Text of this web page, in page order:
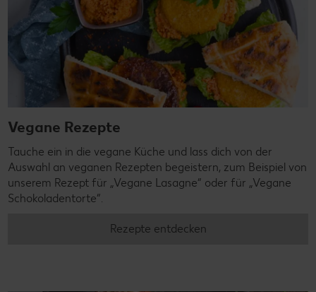
Vegane Rezepte
Tauche ein in die vegane Küche und lass dich von der
Auswahl an veganen Rezepten begeistern, zum Beispiel von
unserem Rezept für „Vegane Lasagne“ oder für „Vegane
Schokoladentorte“.
Rezepte entdecken